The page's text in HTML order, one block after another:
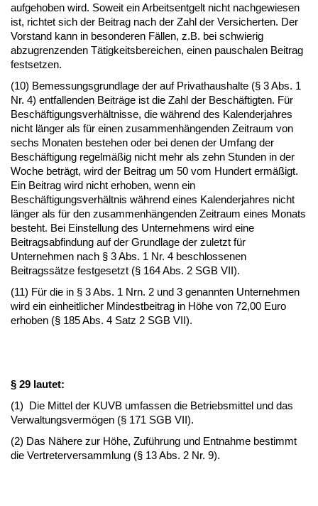
aufgehoben wird. Soweit ein Arbeitsentgelt nicht nachgewiesen
ist, richtet sich der Beitrag nach der Zahl der Versicherten. Der
Vorstand kann in besonderen Fällen, z.B. bei schwierig
abzugrenzenden Tätigkeitsbereichen, einen pauschalen Beitrag
festsetzen.
(10) Bemessungsgrundlage der auf Privathaushalte (§ 3 Abs. 1
Nr. 4) entfallenden Beiträge ist die Zahl der Beschäftigten. Für
Beschäftigungsverhältnisse, die während des Kalenderjahres
nicht länger als für einen zusammenhängenden Zeitraum von
sechs Monaten bestehen oder bei denen der Umfang der
Beschäftigung regelmäßig nicht mehr als zehn Stunden in der
Woche beträgt, wird der Beitrag um 50 vom Hundert ermäßigt.
Ein Beitrag wird nicht erhoben, wenn ein
Beschäftigungsverhältnis während eines Kalenderjahres nicht
länger als für den zusammenhängenden Zeitraum eines Monats
besteht. Bei Einstellung des Unternehmens wird eine
Beitragsabfindung auf der Grundlage der zuletzt für
Unternehmen nach § 3 Abs. 1 Nr. 4 beschlossenen
Beitragssätze festgesetzt (§ 164 Abs. 2 SGB VII).
(11) Für die in § 3 Abs. 1 Nrn. 2 und 3 genannten Unternehmen
wird ein einheitlicher Mindestbeitrag in Höhe von 72,00 Euro
erhoben (§ 185 Abs. 4 Satz 2 SGB VII).
§ 29 lautet:
(1) Die Mittel der KUVB umfassen die Betriebsmittel und das
Verwaltungsvermögen (§ 171 SGB VII).
(2) Das Nähere zur Höhe, Zuführung und Entnahme bestimmt
die Vertreterversammlung (§ 13 Abs. 2 Nr. 9).